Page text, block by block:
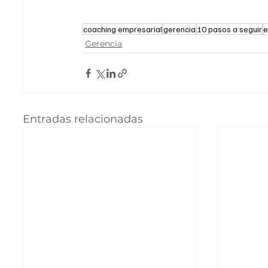
coaching empresarialgerencia 10 pasos a seguir
Gerencia
Entradas relacionadas